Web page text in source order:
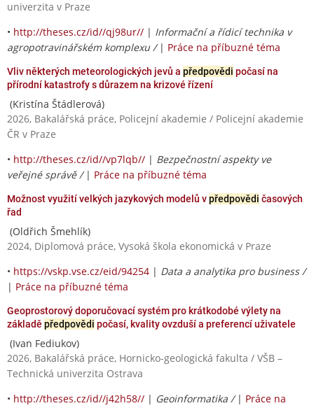
univerzita v Praze
• http://theses.cz/id//qj98ur// | Informační a řídicí technika v
agropotravinářském komplexu / | Práce na příbuzné téma
Vliv některých meteorologických jevů a předpovědi počasí na
přírodní katastrofy s důrazem na krizové řízení
(Kristína Štádlerová)
2026, Bakalářská práce, Policejní akademie / Policejní akademie
ČR v Praze
• http://theses.cz/id//vp7lqb// | Bezpečnostní aspekty ve
veřejné správě / | Práce na příbuzné téma
Možnost využití velkých jazykových modelů vpředpovědi časových
řad
(Oldřich Šmehlík)
2024, Diplomová práce, Vysoká škola ekonomická v Praze
• https://vskp.vse.cz/eid/94254 | Data a analytika pro business /
| Práce na příbuzné téma
Geoprostorový doporučovací systém pro krátkodobé výlety na
základě předpovědi počasí, kvality ovzduší a preferencí uživatele
(Ivan Fediukov)
2026, Bakalářská práce, Hornicko-geologická fakulta / VŠB –
Technická univerzita Ostrava
• http://theses.cz/id//j42h58// | Geoinformatika / | Práce na